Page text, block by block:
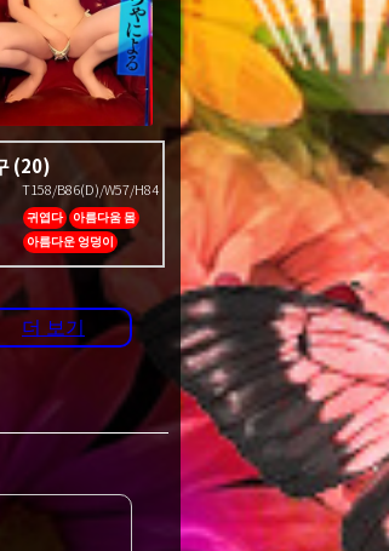
(20)
T158/B86(D)/W57/H84
귀엽다 아름다움 몸
아름다운 엉덩이
더 보기